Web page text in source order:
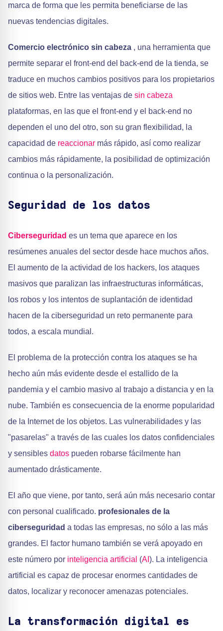
marca de forma que les permita beneficiarse de las
nuevas tendencias digitales.
Comercio electrónico sin cabeza , una herramienta que
permite separar el front-end del back-end de la tienda, se
traduce en muchos cambios positivos para los propietarios
de sitios web. Entre las ventajas de sin cabeza
plataformas, en las que el front-end y el back-end no
dependen el uno del otro, son su gran flexibilidad, la
capacidad de reaccionar más rápido, así como realizar
cambios más rápidamente, la posibilidad de optimización
continua o la personalización.
Seguridad de los datos
Ciberseguridad es un tema que aparece en los
resúmenes anuales del sector desde hace muchos años.
El aumento de la actividad de los hackers, los ataques
masivos que paralizan las infraestructuras informáticas,
los robos y los intentos de suplantación de identidad
hacen de la ciberseguridad un reto permanente para
todos, a escala mundial.
El problema de la protección contra los ataques se ha
hecho aún más evidente desde el estallido de la
pandemia y el cambio masivo al trabajo a distancia y en la
nube. También es consecuencia de la enorme popularidad
de la Internet de los objetos. Las vulnerabilidades y las
"pasarelas" a través de las cuales los datos confidenciales
y sensibles datos pueden robarse fácilmente han
aumentado drásticamente.
El año que viene, por tanto, será aún más necesario contar
con personal cualificado. profesionales de la
ciberseguridad a todas las empresas, no sólo a las más
grandes. El factor humano también se verá apoyado en
este número por inteligencia artificial (AI ). La inteligencia
artificial es capaz de procesar enormes cantidades de
datos, localizar y reconocer amenazas potenciales.
La transformación digital es